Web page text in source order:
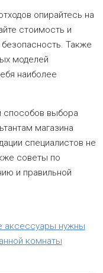
опирайтесь на
стоимость и
Также
моделей
наиболее
выбора
магазина
специалистов не
советы по
и правильной
аксессуары нужны
комнаты